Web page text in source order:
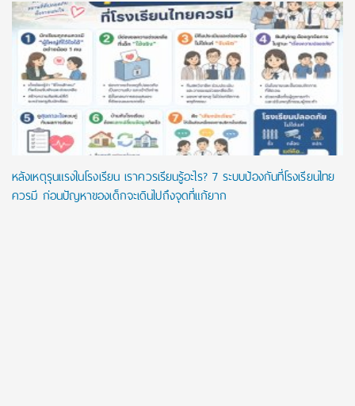
หลังเหตุรุนแรงในโรงเรียน เราควรเรียนรู้อะไร? 7 ระบบป้องกันที่โรงเรียนไทย
ควรมี ก่อนปัญหาของเด็กจะเดินไปถึงจุดที่แก้ยาก